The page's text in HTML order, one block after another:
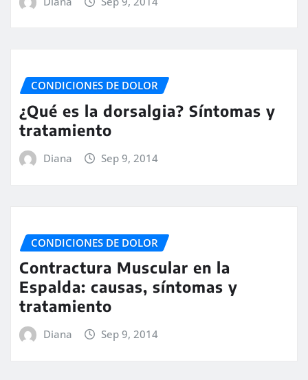
CONDICIONES DE DOLOR
¿Qué es la dorsalgia? Síntomas y
tratamiento
Diana Sep 9, 2014
CONDICIONES DE DOLOR
Contractura Muscular en la
Espalda: causas, síntomas y
tratamiento
Diana Sep 9, 2014